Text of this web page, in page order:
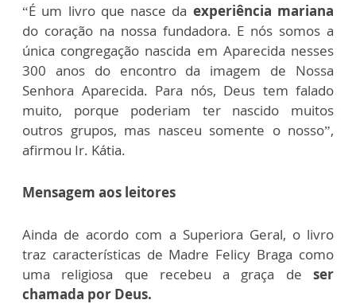
“É um livro que nasce da experiência mariana
do coração na nossa fundadora. E nós somos a
única congregação nascida em Aparecida nesses
300 anos do encontro da imagem de Nossa
Senhora Aparecida. Para nós, Deus tem falado
muito, porque poderiam ter nascido muitos
outros grupos, mas nasceu somente o nosso”,
afirmou Ir. Kátia.
Mensagem aos leitores
Ainda de acordo com a Superiora Geral, o livro
traz características de Madre Felicy Braga como
uma religiosa que recebeu a graça de ser
chamada por Deus.